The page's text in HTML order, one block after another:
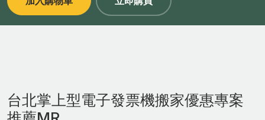
台北掌上型電子發票機搬家優惠專案